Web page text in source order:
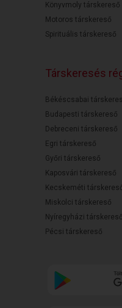
Könyvmoly társkereső
Motoros társkereső
Spirituális társkereső
Társkeresés
Békéscsabai
Budapesti társkereső
Debreceni társkereső
Egri társkereső
Győri társkereső
Kaposvári társkereső
Kecskeméti
Miskolci társkereső
Nyíregyházi társkereső
Pécsi társkereső